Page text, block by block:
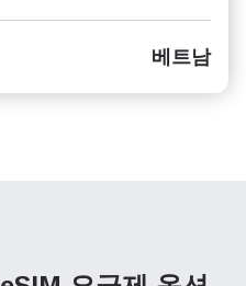
베트남